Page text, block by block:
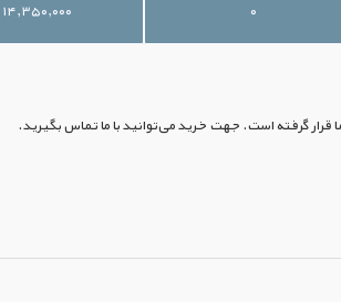
۰
۱۴,۳۵۰,۰۰۰